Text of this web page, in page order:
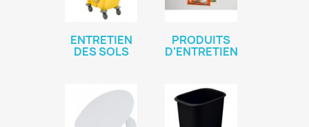
ENTRETIEN
DES SOLS
PRODUITS
D'ENTRETIEN